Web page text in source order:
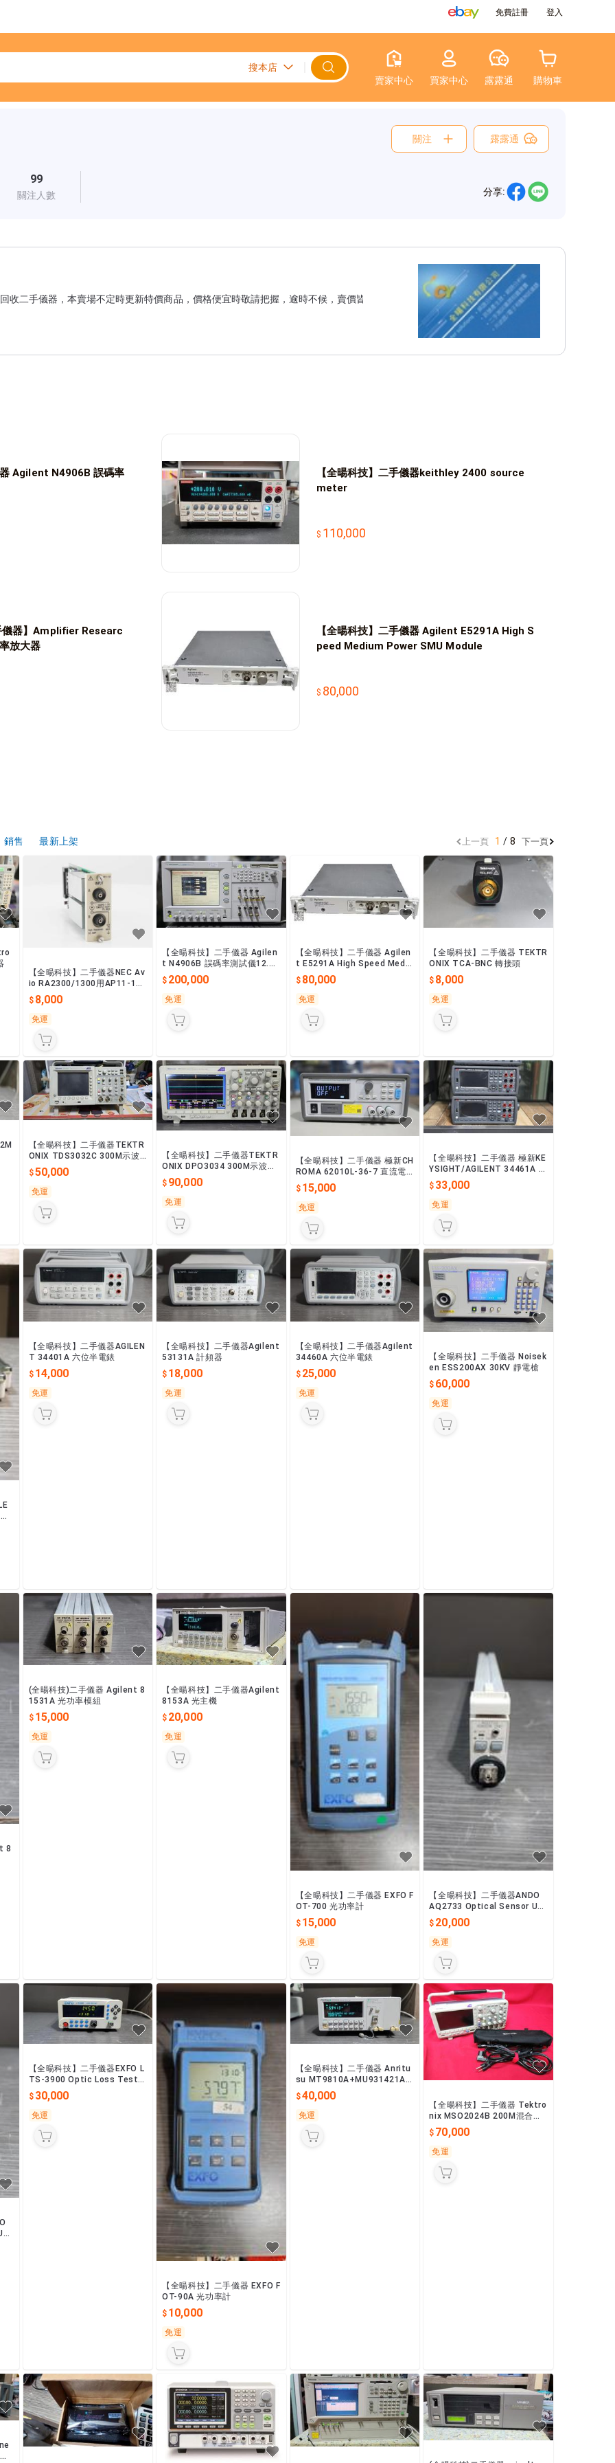
免費註冊 登入
賣家中心 買家中心 露露通 購物車
99
關注人數
關注 露露通
分享:
收二手儀器，本賣場不定時更新特價商品，價格便宜時敬請把握，逾時不候，賣價皆為未稅價，敬請多多惠顧
Agilent N4906B 誤碼率
【全暘科技】二手儀器keithley 2400 source
meter
110,000
儀器】Amplifier Researc
放大器
【全暘科技】二手儀器 Agilent E5291A High S
peed Medium Power SMU Module
80,000
銷售 最新上架 上一頁 1 8 下一頁
【全暘科技】二手儀器NEC Av
io RA2300/1300用AP11-101
模組
8,000
免運
【全暘科技】二手儀器 Agilen
t N4906B 誤碼率測試儀12.5G
bps
200,000
免運
【全暘科技】二手儀器 Agilen
t E5291A High Speed Mediu
m Power SMU Module
80,000
免運
【全暘科技】二手儀器 TEKTR
ONIX TCA-BNC 轉接頭
8,000
免運
【全暘科技】二手儀器TEKTR
ONIX TDS3032C 300M示波
器50,000
免運
【全暘科技】二手儀器TEKTR
ONIX DPO3034 300M示波器
(詢價)
90,000
免運
【全暘科技】二手儀器 極新CH
ROMA 62010L-36-7 直流電
源供應器
15,000
免運
【全暘科技】二手儀器 極新KE
YSIGHT/AGILENT 34461A 六
位半電錶
33,000
免運
【全暘科技】二手儀器AGILEN
T 34401A 六位半電錶
14,000
免運
【全暘科技】二手儀器Agilent
53131A 計頻器
18,000
免運
【全暘科技】二手儀器Agilent
34460A 六位半電錶
25,000
免運
【全暘科技】二手儀器 Noisek
en ESS200AX 30KV 靜電槍
60,000
免運
8
(全暘科技)二手儀器 Agilent 8
1531A 光功率模組
15,000
免運
【全暘科技】二手儀器Agilent
8153A 光主機
20,000
免運
【全暘科技】二手儀器 EXFO F
OT-700 光功率計
15,000
免運
【全暘科技】二手儀器ANDO
AQ2733 Optical Sensor Uni
t 20,000
免運
【全暘科技】二手儀器EXFO L
TS-3900 Optic Loss Test S
et, 1310/1550nm
30,000
免運
【全暘科技】二手儀器 EXFO F
OT-90A 光功率計
10,000
免運
【全暘科技】二手儀器 Anritu
su MT9810A+MU931421A
光功率計
40,000
免運
【全暘科技】二手儀器 Tektro
nix MSO2024B 200M混合式
示波器
70,000
免運